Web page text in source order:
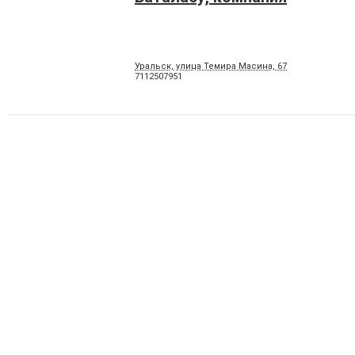
Уральск, улица Темира Масина, 67
7112507951